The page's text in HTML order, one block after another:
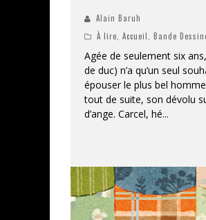
Alain Baruh
À lire Accueil Bande
Agée de seulement six
de duc) n’a qu’un seul
épouser le plus bel
tout de suite, son dévolu
d’ange. Carcel, hé...